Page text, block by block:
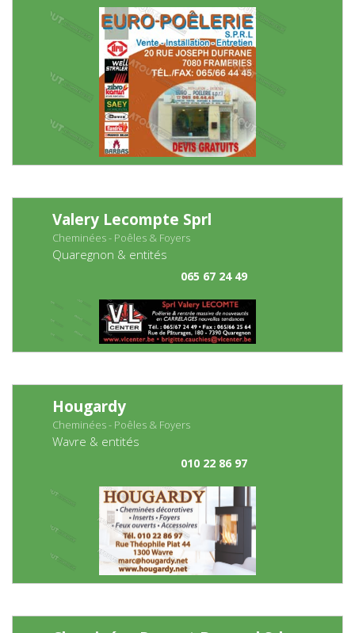
Valery Lecompte Sprl
Cheminées - Poêles & Foyers
Quaregnon & entités
065 67 24 49
Hougardy
Cheminées - Poêles & Foyers
Wavre & entités
010 22 86 97